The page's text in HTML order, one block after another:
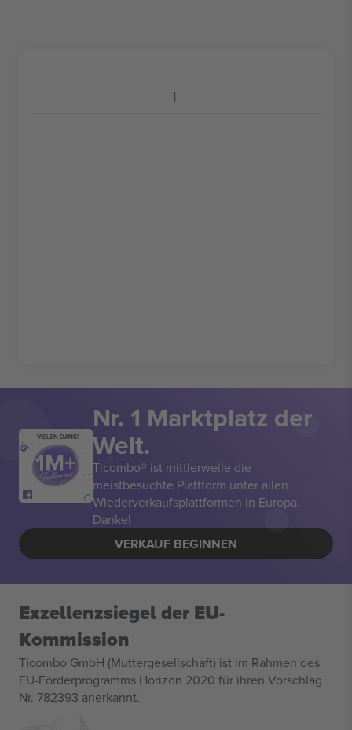
VIELEN DANK!
Nr. 1 Marktplatz der
Welt.
Ticombo® ist mittlerweile die
meistbesuchte Plattform unter allen
Wiederverkaufsplattformen in Europa.
Danke!
VERKAUF BEGINNEN
Exzellenzsiegel der EU-
Kommission
Ticombo GmbH (Muttergesellschaft) ist im Rahmen des
EU-Förderprogramms Horizon 2020 für ihren Vorschlag
Nr. 782393 anerkannt.